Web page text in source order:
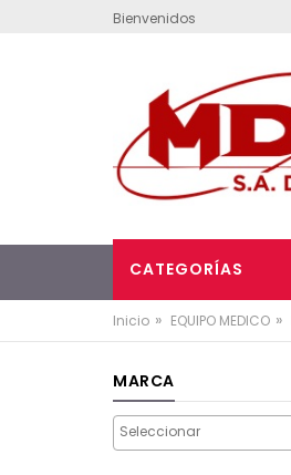
Bienvenidos
CATEGORÍAS
Inicio » EQUIPO MEDICO »
MARCA